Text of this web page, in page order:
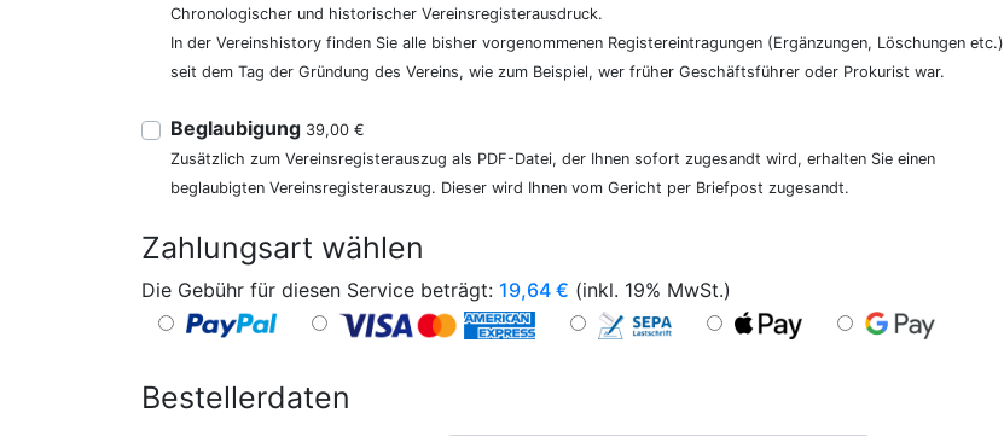
Chronologischer und historischer Vereinsregisterausdruck.
In der Vereinshistory finden Sie alle bisher vorgenommenen Registereintragungen (Ergänzungen, Löschungen etc.)
seit dem Tag der Gründung des Vereins, wie zum Beispiel, wer früher Geschäftsführer oder Prokurist war.
Beglaubigung 39,00 €
Zusätzlich zum Vereinsregisterauszug als PDF-Datei, der Ihnen sofort zugesandt wird, erhalten Sie einen
beglaubigten Vereinsregisterauszug. Dieser wird Ihnen vom Gericht per Briefpost zugesandt.
Zahlungsart wählen
Die Gebühr für diesen Service beträgt: 19,64 € (inkl. 19% MwSt.)
Bestellerdaten